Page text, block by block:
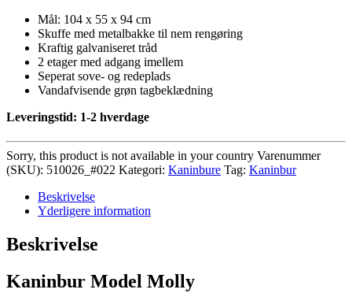
Mål: 104 x 55 x 94 cm
Skuffe med metalbakke til nem rengøring
Kraftig galvaniseret tråd
2 etager med adgang imellem
Seperat sove- og redeplads
Vandafvisende grøn tagbeklædning
Leveringstid: 1-2 hverdage
Sorry, this product is not available in your country Varenummer
(SKU): 510026_#022 Kategori: Kaninbure Tag: Kaninbur
Beskrivelse
Yderligere information
Beskrivelse
Kaninbur Model Molly